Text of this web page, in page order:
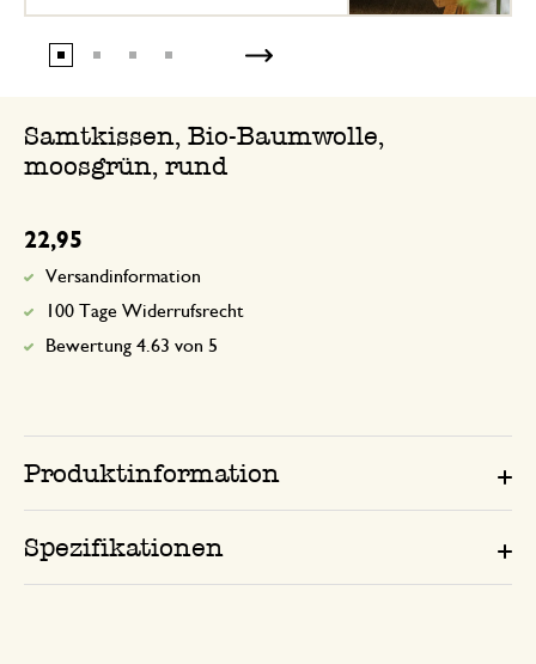
Samtkissen, Bio-Baumwolle,
moosgrün, rund
22,95
Versandinformation
100 Tage Widerrufsrecht
Bewertung 4.63 von 5
Produktinformation
Spezifikationen